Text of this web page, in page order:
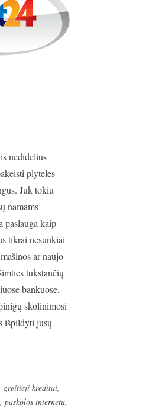
nedidelius
plyteles
Juk tokiu
namams
paslauga kaip
tikrai nesunkiai
ar naujo
tūkstančių
bankuose,
skolinimosi
išpildyti jūsų
greitieji kreditai,
,paskolos internetu